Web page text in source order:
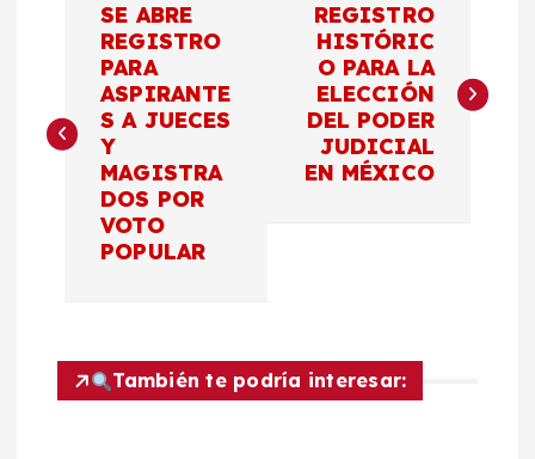
v
e
c
SE ABRE
REGISTRO
PARA
ASPIRANTE
S A JUECES
Y
MAGISTRA
DOS POR
VOTO
POPULAR
REGISTRO
HISTÓRIC
O PARA LA
ELECCIÓN
DEL PODER
JUDICIAL
EN MÉXICO
También te podría interesar: